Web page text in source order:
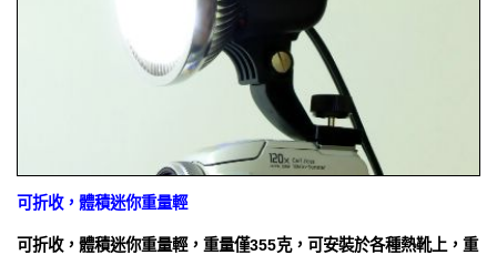
可折收，體積迷你重量輕
可折收，體積迷你重量輕，重量僅355克，可安裝於各種熱靴上，重